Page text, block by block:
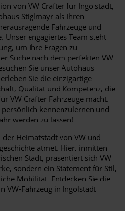
von VW Crafter für Ingolstadt,
Stiglmayr als Ihren
Fahrzeuge und
Unser engagiertes Team steht
um Ihre Fragen zu
Suche nach dem perfekten VW
Sie unser Autohaus
Sie die einzigartige
Qualität und Kompetenz, die
VW Crafter Fahrzeuge macht.
kennenzulernen und
werden zu lassen!
Heimatstadt von VW und
atmet. Hier, inmitten
Stadt, präsentiert sich VW
sondern ein Statement für Stil,
Mobilität. Entdecken Sie die
VW-Fahrzeug in Ingolstadt